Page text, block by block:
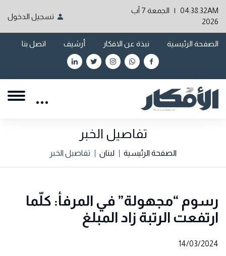
04:38.32AM | الجمعة 7 آب
2026
تسجيل الدخول
الصفحة الرئيسية نبذة عن الافكار أرشيف اتصل بنا
تفاصيل الخبر
الصفحة الرئيسية لبنان تفاصيل الخبر
رسوم “مجهولة” في المرفأ: كلّما
ارتفعت الرتبة زاد المبلغ
14/03/2024